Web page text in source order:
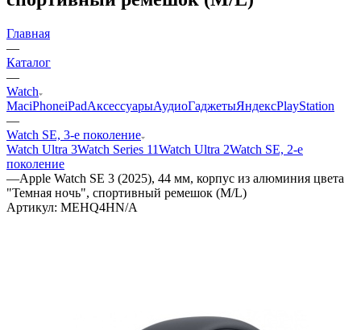
Главная
—
Каталог
—
Watch
MaciPhoneiPadАксессуарыАудиоГаджетыЯндексPlayStation
—
Watch SE, 3-е поколение
Watch Ultra 3Watch Series 11Watch Ultra 2Watch SE, 2-е
поколение
—Apple Watch SE 3 (2025), 44 мм, корпус из алюминия цвета
"Темная ночь", спортивный ремешок (M/L)
Артикул: MEHQ4HN/A